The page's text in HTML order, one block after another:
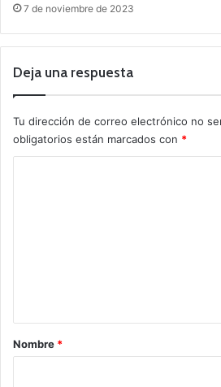
7 de noviembre de 2023
Deja una respuesta
Tu dirección de correo electrónico no
obligatorios están marcados con *
rNombre *